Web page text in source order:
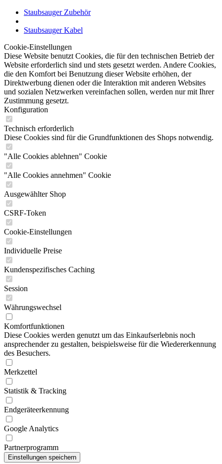
Staubsauger Zubehör
Staubsauger Kabel
Cookie-Einstellungen
Diese Website benutzt Cookies, die für den technischen Betrieb der
Website erforderlich sind und stets gesetzt werden. Andere Cookies,
die den Komfort bei Benutzung dieser Website erhöhen, der
Direktwerbung dienen oder die Interaktion mit anderen Websites
und sozialen Netzwerken vereinfachen sollen, werden nur mit Ihrer
Zustimmung gesetzt.
Konfiguration
Technisch erforderlich
Diese Cookies sind für die Grundfunktionen des Shops notwendig.
"Alle Cookies ablehnen" Cookie
"Alle Cookies annehmen" Cookie
Ausgewählter Shop
CSRF-Token
Cookie-Einstellungen
Individuelle Preise
Kundenspezifisches Caching
Session
Währungswechsel
Komfortfunktionen
Diese Cookies werden genutzt um das Einkaufserlebnis noch
ansprechender zu gestalten, beispielsweise für die Wiedererkennung
des Besuchers.
Merkzettel
Statistik & Tracking
Endgeräteerkennung
Google Analytics
Partnerprogramm